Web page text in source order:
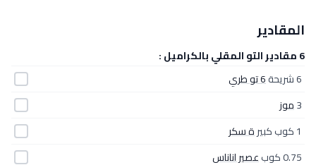
المقادير
6 مقادير التو المقلي بالكراميل :
6 شريحة
6 تو طري
3موز
1 كوب كبير
ة سكر
0.75 كوب
عصير اناناس